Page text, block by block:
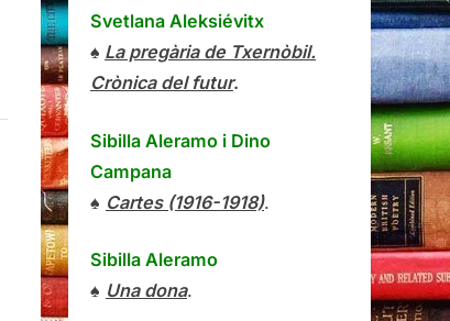
Svetlana Aleksiévitx
♠ La pregària de Txernòbil.
Crònica del futur.
Sibilla Aleramo i Dino
Campana
♠ Cartes (1916-1918).
Sibilla Aleramo
♠ Una dona.